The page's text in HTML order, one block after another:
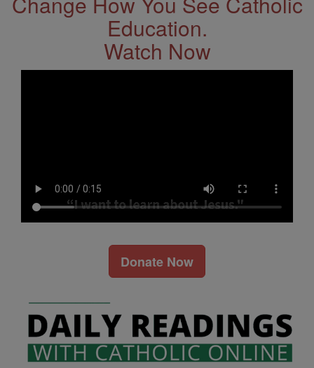
Education.
Watch Now
Donate Now